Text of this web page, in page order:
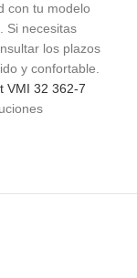
con tu modelo
Si necesitas
los plazos
y confortable.
VMI 32 362-7